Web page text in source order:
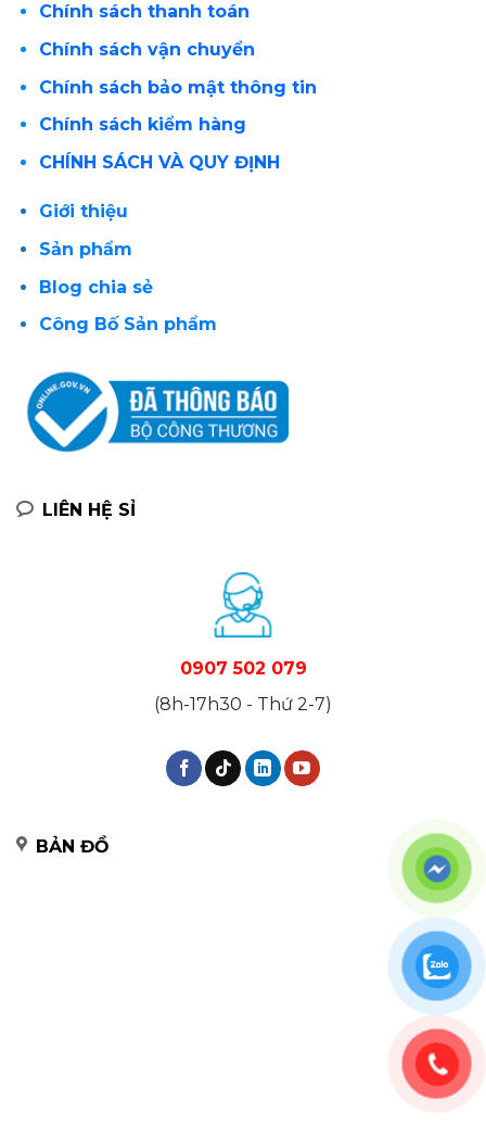
Chính sách thanh toán
Chính sách vận chuyển
Chính sách bảo mật thông tin
Chính sách kiểm hàng
CHÍNH SÁCH VÀ QUY ĐỊNH
Giới thiệu
Sản phẩm
Blog chia sẻ
Công Bố Sản phẩm
LIÊN HỆ SỈ
0907 502 079
(8h-17h30 - Thứ 2-7)
BẢN ĐỒ